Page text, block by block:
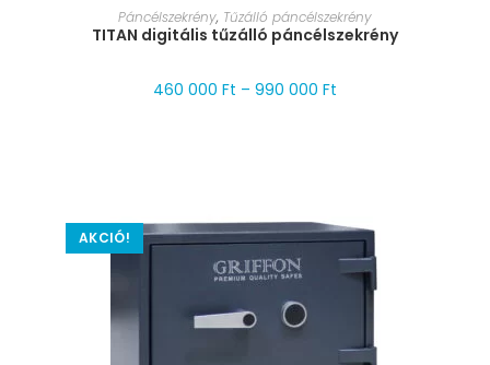
MÉRET VÁLASZTÁSA
Páncélszekrény, Tűzálló páncélszekrény
TITAN digitális tűzálló páncélszekrény
460 000 Ft – 990 000 Ft
AKCIÓ!